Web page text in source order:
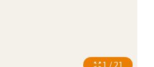
1 / 21